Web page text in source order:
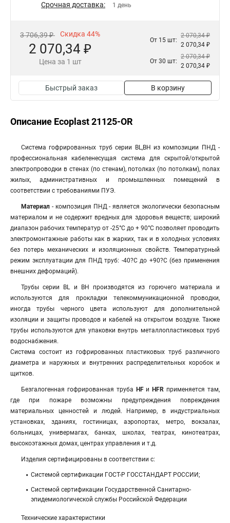
Срочная доставка: 1 день
3 706,39 ₽ Скидка 44%
2 070,34 ₽
Цена за 1 шт
От 15 шт:
2 070,34 ₽
2 070,34 ₽
От 30 шт:
2 070,34 ₽
2 070,34 ₽
Быстрый заказ В корзину
Описание Ecoplast 21125-OR
Система гофрированных труб серии BL,BH из композиции ПНД -
профессиональная кабеленесущая система для скрытой/открытой
электропроводки в стенах (по стенам), потолках (по потолкам), полах
жилых, административных и промышленных помещений в
соответствии с требованиями ПУЭ.
Материал - композиция ПНД - является экологически безопасным
материалом и не содержит вредных для здоровья веществ; широкий
диапазон рабочих температур от -25°С до + 90°С позволяет проводить
электромонтажные работы как в жарких, так и в холодных условиях
без потерь механических и изоляционных свойств. Температурный
режим эксплуатации для ПНД труб: -40?C до +90?С (без применения
внешних деформаций).
Трубы серии BL и BH производятся из горючего материала и
используются для прокладки телекоммуникационной проводки,
иногда трубы черного цвета используют для дополнительной
изоляции и защиты проводов и кабелей на открытом воздухе. Также
трубы используются для упаковки внутрь металлопластиковых труб
водоснабжения.
Система состоит из гофрированных пластиковых труб различного
диаметра и наружных и внутренних распределительных коробок и
щитков.
Безгалогенная гофрированная труба HF и HFR применяется там,
где при пожаре возможны предупреждения повреждения
материальных ценностей и людей. Например, в индустриальных
установках, зданиях, гостиницах, аэропортах, метро, вокзалах,
больницах, универмагах, банках, школах, театрах, кинотеатрах,
высокоэтажных домах, центрах управления и т.д.
Изделия сертифицированы в соответствии с:
Системой сертификации ГОСТ-Р ГОССТАНДАРТ РОССИИ;
Системой сертификации Государственной Санитарно-
эпидемиологической службы Российской Федерации
Технические характеристики